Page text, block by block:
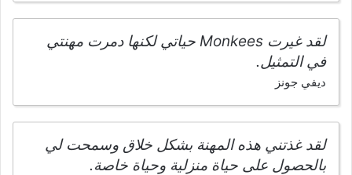
لقد غيرت Monkees حياتي لكنها دمرت مهنتي
في التمثيل.
ديفي جونز
لقد غذتني هذه المهنة بشكل خلاق وسمحت لي
بالحصول على حياة منزلية وحياة خاصة.